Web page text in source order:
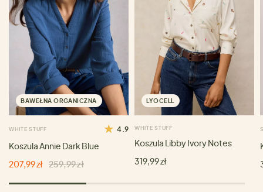
BAWEŁNA ORGANICZNA
WHITE STUFF 4.9
Koszula Annie Dark Blue
207,99 zł 259,99 zł
LYOCELL
WHITE STUFF
Koszula Libby Ivory Notes
319,99 zł